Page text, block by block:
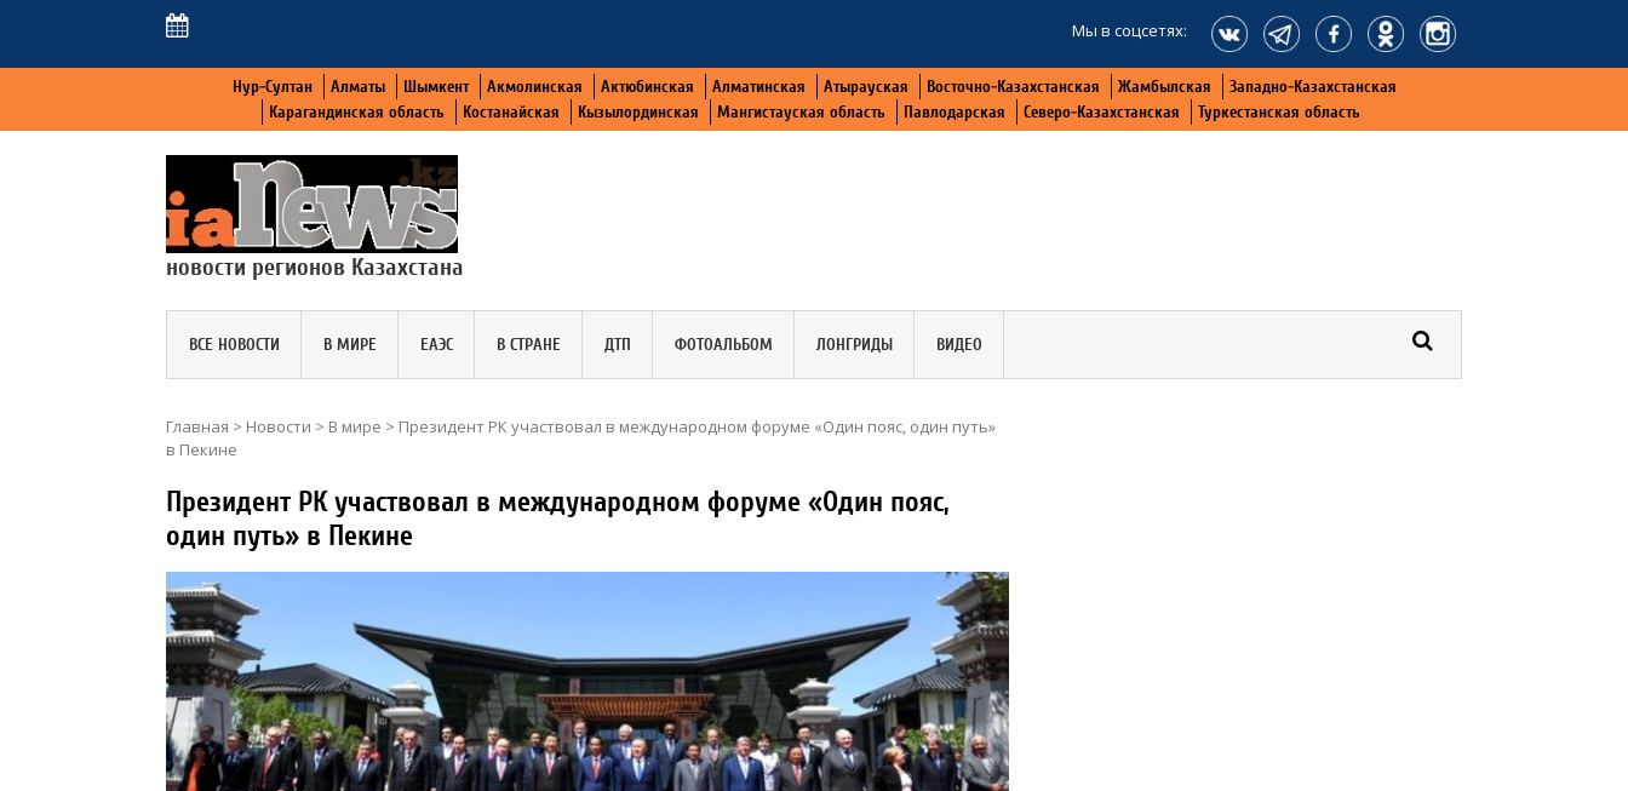
Мы в соцсетях:
Нур-Султан Алматы Шымкент Акмолинская Актюбинская Алматинская Атырауская Восточно-Казахстанская Жамбылская
Западно-Казахстанская
Карагандинская область
Костанайская Кызылординская Мангистауская область Павлодарская Северо-Казахстанская Туркестанская область
новости регионов Казахстана
ВСЕ НОВОСТИ В МИРЕ ЕАЭС В СТРАНЕ ДТП ФОТОАЛЬБОМ ЛОНГРИДЫ ВИДЕО
Главная > Новости > В мире > Президент РК участвовал в международном форуме «Один пояс, один путь»
в Пекине
Президент РК участвовал в международном форуме «Один пояс,
один путь» в Пекине